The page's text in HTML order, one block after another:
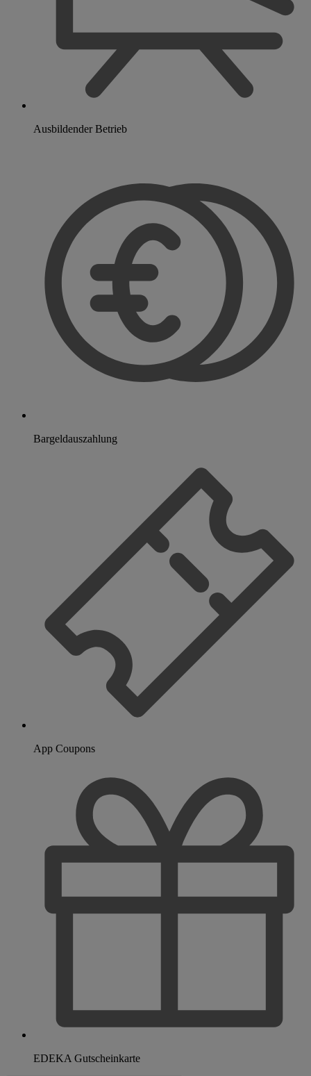
Ausbildender Betrieb
Bargeldauszahlung
App Coupons
EDEKA Gutscheinkarte